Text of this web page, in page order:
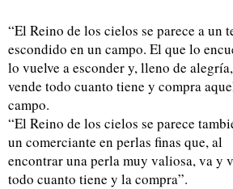
“El Reino de los cielos se parece a un
escondido en un campo. El que lo
lo vuelve a esconder y, lleno de
vende todo cuanto tiene y compra
campo.
“El Reino de los cielos se parece
un comerciante en perlas finas que, al
encontrar una perla muy valiosa, va y
todo cuanto tiene y la compra”.